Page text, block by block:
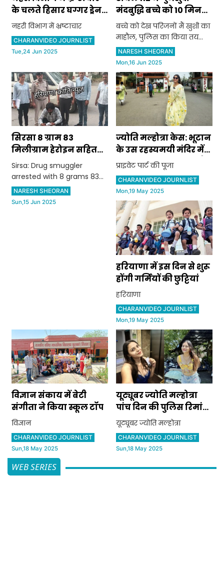
के चलते हिसार घग्गर ड्रेन
पर बन रहे साईफन की देरी
से 50-55 गांवों के किसान
हो रहे हैं प्रभावित: औलख
नहरी विभाग में भ्रष्टाचार
CHARANVIDEO JOURNLIST
Tue,24 Jun 2025
मंदबुद्धि बच्चे को 10 मिनट
में सकुशल ढुंढकर परिजनों
को लौटाया ।
बच्चे को देख परिजनों मैं खुशी का
माहौल, पुलिस का किया तय
दिल से, धन्यवाद
NARESH SHEORAN
Mon,16 Jun 2025
सिरसा 8 ग्राम 83
मिलीग्राम हेरोइन सहित
नशा तस्कर गिरफ्तार
Sirsa: Drug smuggler
arrested with 8 grams 83
milligrams of heroin
NARESH SHEORAN
Sun,15 Jun 2025
ज्योति मल्होत्रा केस: भूटान
के उस रहस्यमयी मंदिर में
गई थी ज्योति, जहां होती है
प्राइवेट पार्ट की पूजा
प्राइवेट पार्ट की पूजा
CHARANVIDEO JOURNLIST
Mon,19 May 2025
हरियाणा में इस दिन से शुरू
होंगी गर्मियों की छुट्टियां
हरियाणा
CHARANVIDEO JOURNLIST
Mon,19 May 2025
विज्ञान संकाय में बेटी
संगीता ने किया स्कूल टॉप
विज्ञान
CHARANVIDEO JOURNLIST
Sun,18 May 2025
यूट्यूबर ज्योति मल्होत्रा
पांच दिन की पुलिस रिमांड
पर, पाकिस्तान से रिश्तों की
जांच तेज
यूट्यूबर ज्योति मल्होत्रा
CHARANVIDEO JOURNLIST
Sun,18 May 2025
WEB SERIES